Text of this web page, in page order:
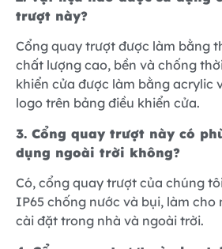
trượt này?
Cổng quay trượt được làm bằng
chất lượng cao, bền và chống
khiển cửa được làm bằng acrylic
logo trên bảng điều khiển cửa.
3. Cổng quay trượt này có
dụng ngoài trời không?
Có, cổng quay trượt của chúng
IP65 chống nước và bụi, làm cho
cài đặt trong nhà và ngoài trời.